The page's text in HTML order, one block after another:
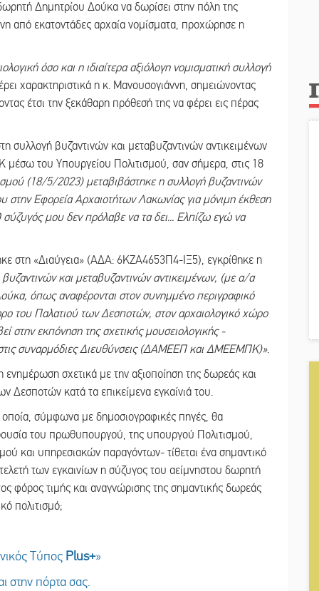
Δημητρίου Δούκα να δωρίσει στην πόλη της
από εκατοντάδες αρχαία νομίσματα, προχώρησε η
όσο και η ιδιαίτερα αξιόλογη νομισματική συλλογή
χαρακτηριστικά η κ. Μανουσογιάννη, σημειώνοντας
έτσι την ξεκάθαρη πρόθεσή της να φέρει εις πέρας
βυζαντινών και μεταβυζαντινών αντικειμένων
του Υπουργείου Πολιτισμού, σαν σήμερα, στις 18
(18/5/2023) μεταβιβάστηκε η συλλογή βυζαντινών
στην Εφορεία Αρχαιοτήτων Λακωνίας για μόνιμη έκθεση
μου δεν πρόλαβε να τα δει... Ελπίζω εγώ να
στη «Διαύγεια» (ΑΔΑ: 6ΚΖΑ4653Π4-ΙΞ5), εγκρίθηκε η
και μεταβυζαντινών αντικειμένων, (με α/α
όπως αναφέρονται στον συνημμένο περιγραφικό
του Παλατιού των Δεσποτών, στον αρχαιολογικό χώρο
εκπόνηση της σχετικής μουσειολογικής -
συναρμόδιες Διευθύνσεις (ΔΑΜΕΕΠ και ΔΜΕΕΜΠΚ)».
σχετικά με την αξιοποίηση της δωρεάς και
Δεσποτών κατά τα επικείμενα εγκαίνιά του.
οποία, σύμφωνα με δημοσιογραφικές πηγές, θα
του πρωθυπουργού, της υπουργού Πολιτισμού,
και υπηρεσιακών παραγόντων- τίθεται ένα σημαντικό
των εγκαινίων η σύζυγος του αείμνηστου δωρητή
φόρος τιμής και αναγνώρισης της σημαντικής δωρεάς
πολιτισμό;
Τύπος Plus+»
στην πόρτα σας.